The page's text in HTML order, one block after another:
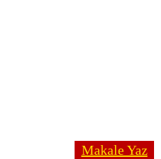
Makale Yaz